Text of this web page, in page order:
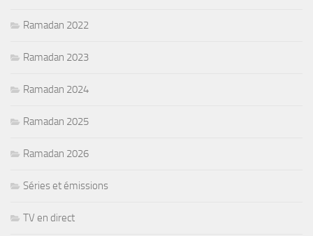
Ramadan 2022
Ramadan 2023
Ramadan 2024
Ramadan 2025
Ramadan 2026
Séries et émissions
TV en direct